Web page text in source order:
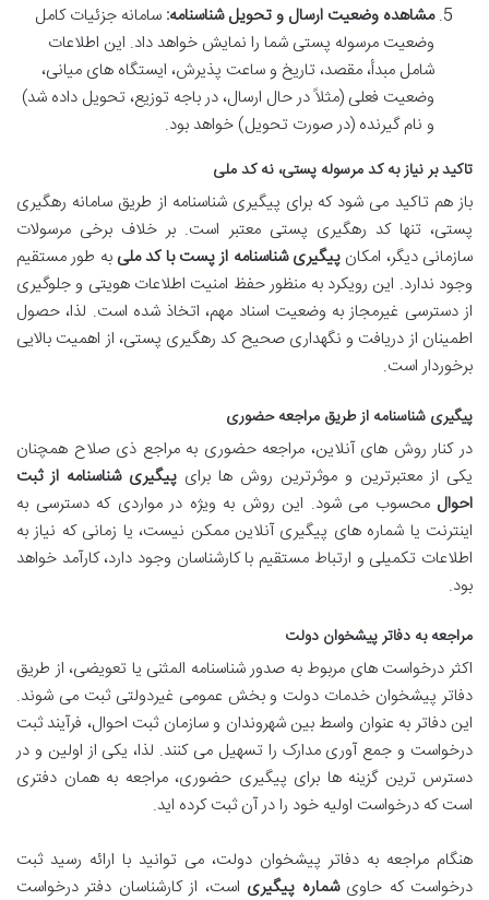
مشاهده وضعیت ارسال و تحویل شناسنامه: سامانه جزئیات کامل
وضعیت مرسوله پستی شما را نمایش خواهد داد. این اطلاعات
شامل مبدأ، مقصد، تاریخ و ساعت پذیرش، ایستگاه های میانی،
وضعیت فعلی (مثلاً در حال ارسال، در باجه توزیع، تحویل داده شد)
و نام گیرنده (در صورت تحویل) خواهد بود.
تاکید بر نیاز به کد مرسوله پستی، نه کد ملی
باز هم تاکید می شود که برای پیگیری شناسنامه از طریق سامانه رهگیری
پستی، تنها کد رهگیری پستی معتبر است. بر خلاف برخی مرسولات
سازمانی دیگر، امکان پیگیری شناسنامه از پست با کد ملی به طور مستقیم
وجود ندارد. این رویکرد به منظور حفظ امنیت اطلاعات هویتی و جلوگیری
از دسترسی غیرمجاز به وضعیت اسناد مهم، اتخاذ شده است. لذا، حصول
اطمینان از دریافت و نگهداری صحیح کد رهگیری پستی، از اهمیت بالایی
برخوردار است.
پیگیری شناسنامه از طریق مراجعه حضوری
در کنار روش های آنلاین، مراجعه حضوری به مراجع ذی صلاح همچنان
یکی از معتبرترین و موثرترین روش ها برای پیگیری شناسنامه از ثبت
احوال محسوب می شود. این روش به ویژه در مواردی که دسترسی به
اینترنت یا شماره های پیگیری آنلاین ممکن نیست، یا زمانی که نیاز به
اطلاعات تکمیلی و ارتباط مستقیم با کارشناسان وجود دارد، کارآمد خواهد
بود.
مراجعه به دفاتر پیشخوان دولت
اکثر درخواست های مربوط به صدور شناسنامه المثنی یا تعویضی، از طریق
دفاتر پیشخوان خدمات دولت و بخش عمومی غیردولتی ثبت می شوند.
این دفاتر به عنوان واسط بین شهروندان و سازمان ثبت احوال، فرآیند ثبت
درخواست و جمع آوری مدارک را تسهیل می کنند. لذا، یکی از اولین و در
دسترس ترین گزینه ها برای پیگیری حضوری، مراجعه به همان دفتری
است که درخواست اولیه خود را در آن ثبت کرده اید.
هنگام مراجعه به دفاتر پیشخوان دولت، می توانید با ارائه رسید ثبت
درخواست که حاویشماره پیگیری است، از کارشناسان دفتر درخواست